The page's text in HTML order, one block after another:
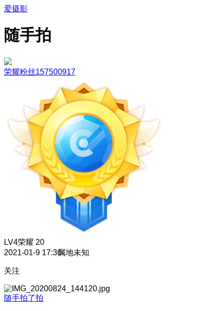
爱摄影
随手拍
荣耀粉丝157500917
LV4荣耀 20
2021-01-9 17:36属地未知
关注
随手拍了拍